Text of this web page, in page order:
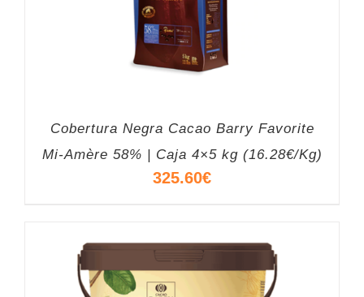
Cobertura Negra Cacao Barry Favorite
Mi-Amère 58% | Caja 4×5 kg (16.28€/Kg)
325.60€